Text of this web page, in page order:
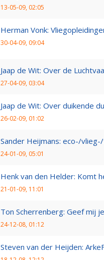
13-05-09, 02:05
Herman Vonk:
30-04-09, 09:04
Jaap de Wit: Over de
27-04-09, 03:04
Jaap de Wit: Over duikende
26-02-09, 01:02
Sander Heijmans: eco-/
24-01-09, 05:01
Henk van den Helder: Komt
21-01-09, 11:01
Ton Scherrenberg: Geef mij
24-12-08, 01:12
Steven van der Heijden: